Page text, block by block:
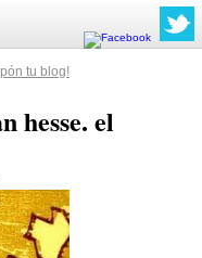
tu blog!
hesse. el